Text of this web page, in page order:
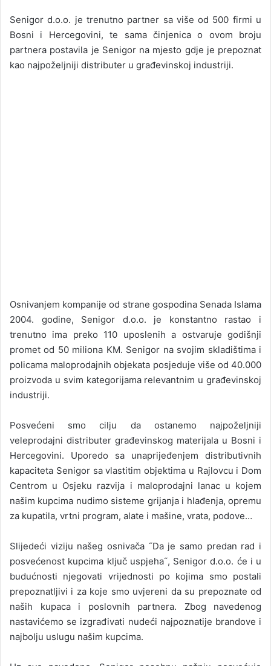
Senigor d.o.o. je trenutno partner sa više od 500 firmi u
Bosni i Hercegovini, te sama činjenica o ovom broju
partnera postavila je Senigor na mjesto gdje je prepoznat
kao najpoželjniji distributer u građevinskoj industriji.
Osnivanjem kompanije od strane gospodina Senada Islama
2004. godine, Senigor d.o.o. je konstantno rastao i
trenutno ima preko 110 uposlenih a ostvaruje godišnji
promet od 50 miliona KM. Senigor na svojim skladištima i
policama maloprodajnih objekata posjeduje više od 40.000
proizvoda u svim kategorijama relevantnim u građevinskoj
industriji.
Posvećeni smo cilju da ostanemo najpoželjniji
veleprodajni distributer građevinskog materijala u Bosni i
Hercegovini. Uporedo sa unaprijeđenjem distributivnih
kapaciteta Senigor sa vlastitim objektima u Rajlovcu i Dom
Centrom u Osjeku razvija i maloprodajni lanac u kojem
našim kupcima nudimo sisteme grijanja i hlađenja, opremu
za kupatila, vrtni program, alate i mašine, vrata, podove…
Slijedeći viziju našeg osnivača ˝Da je samo predan rad i
posvećenost kupcima ključ uspjeha˝, Senigor d.o.o. će i u
budućnosti njegovati vrijednosti po kojima smo postali
prepoznatljivi i za koje smo uvjereni da su prepoznate od
naših kupaca i poslovnih partnera. Zbog navedenog
nastavićemo se izgrađivati nudeći najpoznatije brandove i
najbolju uslugu našim kupcima.